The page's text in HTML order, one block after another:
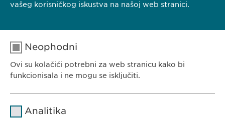
Borisavljevićeva 78
11010 Beograd
Srbija
Tel.: +381 (0) 11 77 00 585
E-mail:info@ewopharma.rs
vašeg korisničkog iskustva na našoj web stranici.
Neophodni
Ovi su kolačići potrebni za web stranicu kako bi
funkcionisala i ne mogu se isključiti.
Analitika